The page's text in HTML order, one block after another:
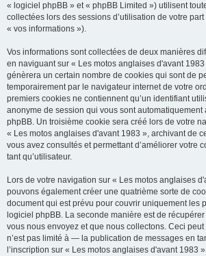
« logiciel phpBB » et « phpBB Limited ») utilisent
collectées lors des sessions d’utilisation de votre
« vos informations »).
Vos informations sont collectées de deux manières
en naviguant sur « Les motos anglaises d'avant
génèrera un certain nombre de cookies qui sont de
temporairement par le navigateur internet de votre
premiers cookies ne contiennent qu’un identifiant
anonyme de session qui vous sont automatiquement
phpBB. Un troisième cookie sera créé lors de votre
« Les motos anglaises d'avant 1983 », archivant de
vous avez consultés et permettant d’améliorer votre
tant qu’utilisateur.
Lors de votre navigation sur « Les motos anglaises
pouvons également créer une quatrième sorte de
document qui est prévu pour couvrir uniquement les
logiciel phpBB. La seconde manière est de
vous nous envoyez et que nous collectons. Ceci
n’est pas limité à — la publication de messages en
l’inscription sur « Les motos anglaises d'avant 1983